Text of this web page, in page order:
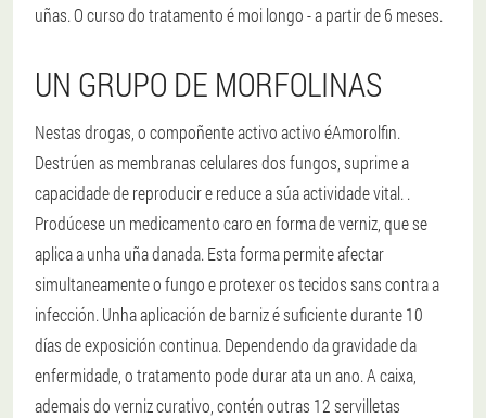
uñas. O curso do tratamento é moi longo - a partir de 6 meses.
UN GRUPO DE MORFOLINAS
Nestas drogas, o compoñente activo activo éAmorolfin.
Destrúen as membranas celulares dos fungos, suprime a
capacidade de reproducir e reduce a súa actividade vital. .
Prodúcese un medicamento caro en forma de verniz, que se
aplica a unha uña danada. Esta forma permite afectar
simultaneamente o fungo e protexer os tecidos sans contra a
infección. Unha aplicación de barniz é suficiente durante 10
días de exposición continua. Dependendo da gravidade da
enfermidade, o tratamento pode durar ata un ano. A caixa,
ademais do verniz curativo, contén outras 12 servilletas